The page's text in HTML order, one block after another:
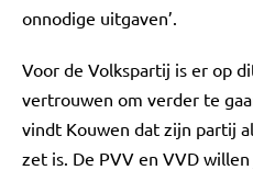
onnodige uitgaven’.
Voor de Volkspartij is er op
vertrouwen om verder te
vindt Kouwen dat zijn partij
zet is. De PVV en VVD